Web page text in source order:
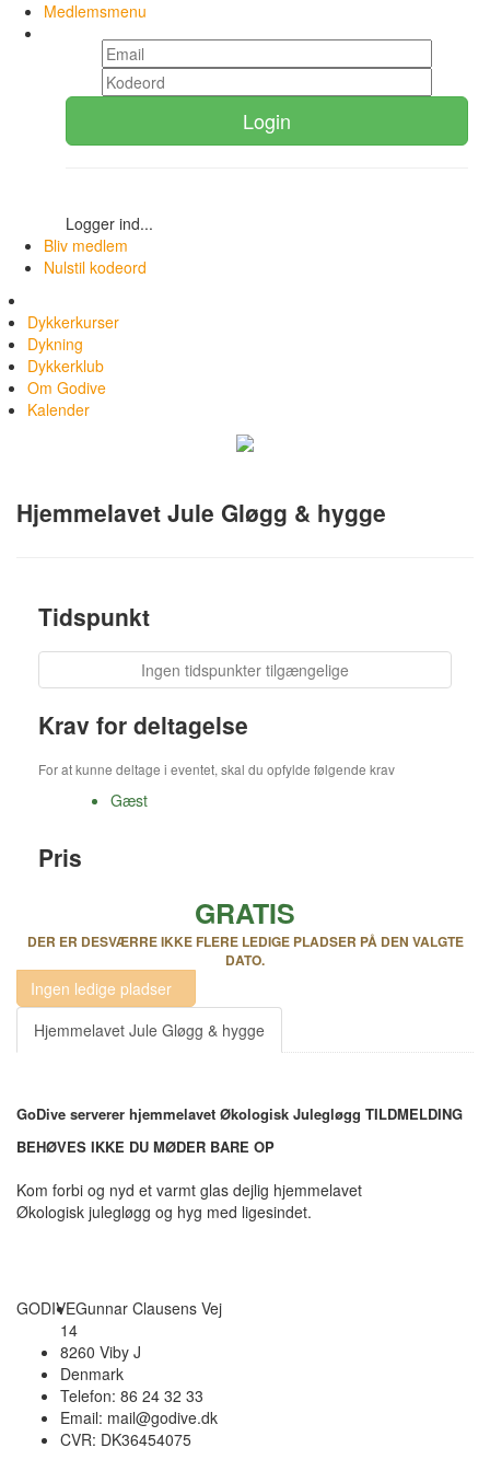
Medlemsmenu
Login
Logger ind...
Bliv medlem
Nulstil kodeord
Dykkerkurser
Dykning
Dykkerklub
Om Godive
Kalender
Hjemmelavet Jule Gløgg & hygge
Tidspunkt
Ingen tidspunkter tilgængelige
Krav for deltagelse
For at kunne deltage i eventet, skal du opfylde følgende krav
Gæst
Pris
GRATIS
DER ER DESVÆRRE IKKE FLERE LEDIGE PLADSER PÅ DEN VALGTE
DATO.
Ingen ledige pladser
Hjemmelavet Jule Gløgg & hygge
GoDive serverer hjemmelavet Økologisk Julegløgg TILDMELDING
BEHØVES IKKE DU MØDER BARE OP
Kom forbi og nyd et varmt glas dejlig hjemmelavet
Økologisk julegløgg og hyg med ligesindet.
GODIVEGunnar Clausens Vej
14
8260 Viby J
Denmark
Telefon: 86 24 32 33
Email: mail@godive.dk
CVR: DK36454075